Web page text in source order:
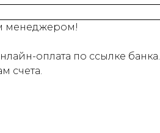
менеджером!
оплата по ссылке банка.
счета.